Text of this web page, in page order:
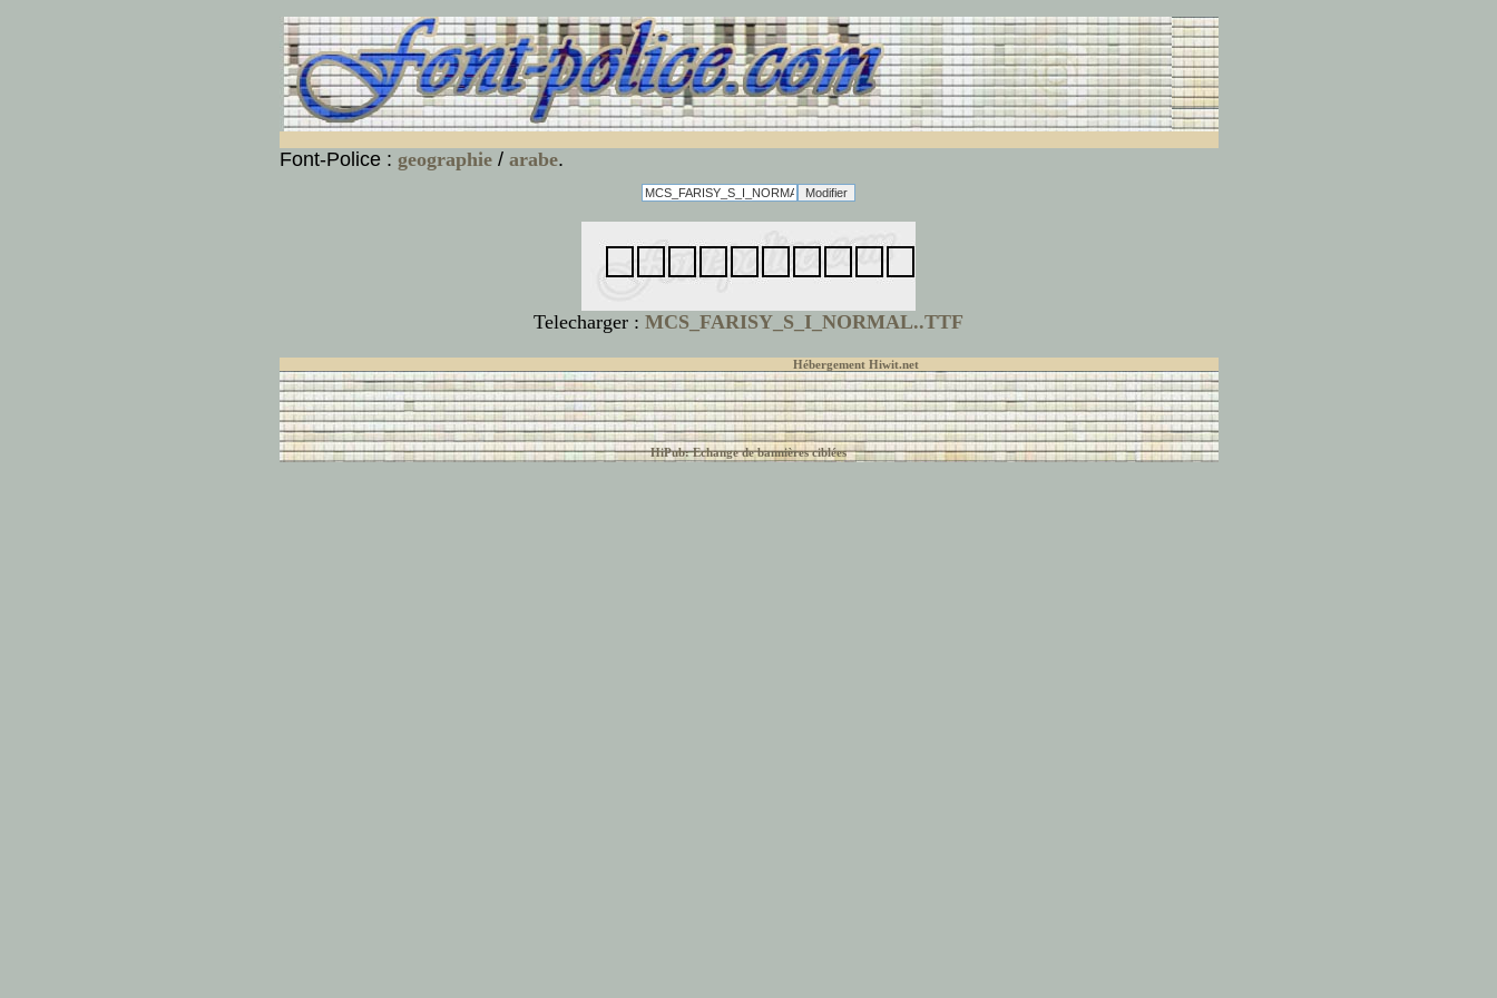
Font-Police : geographie/ arabe.
Telecharger : MCS_FARISY_S_I_NORMAL..TTF
Hébergement Hiwit.net
HiPub: Echange de bannières ciblées